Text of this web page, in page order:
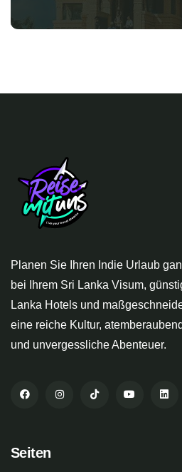
Planen Sie Ihren Indie Urlaub
bei Ihrem Sri Lanka Visum,
Lanka Hotels und
eine reiche Kultur,
und unvergessliche Abenteuer.
Seiten